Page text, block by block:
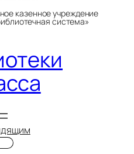
казенное учреждение
система»